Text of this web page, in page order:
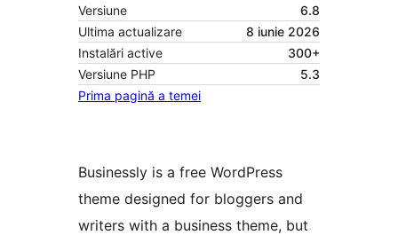
Versiune
6.8
Ultima actualizare
8 iunie 2026
Instalări active
300+
Versiune PHP
5.3
Prima pagină a temei
Businessly is a free WordPress
theme designed for bloggers and
writers with a business theme, but